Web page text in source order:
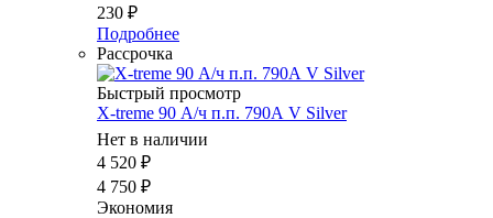
230 ₽
Подробнее
Рассрочка
Быстрый просмотр
X-treme 90 А/ч п.п. 790А V Silver
Нет в наличии
4 520 ₽
4 750 ₽
Экономия